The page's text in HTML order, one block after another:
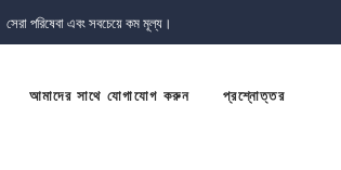
সেরা পরিষেবা এবং সবচেয়ে কম মূল্য।
আমাদের সাথে যোগাযোগ করুন প্রশ্নোত্তর